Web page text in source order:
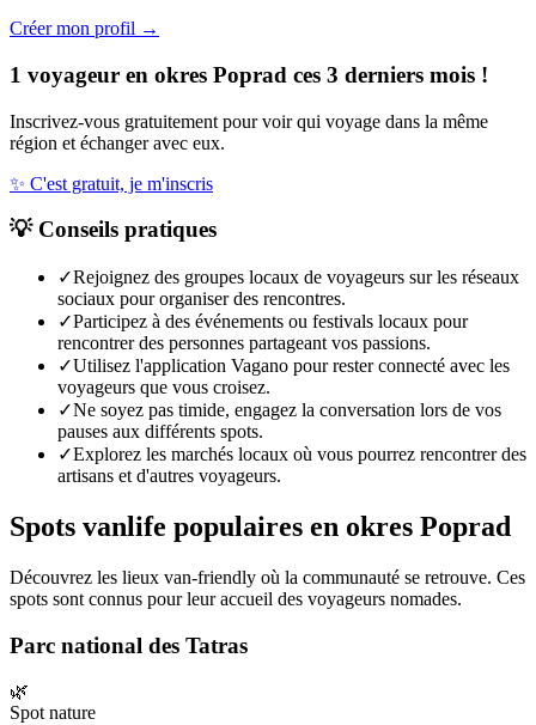
Créer mon profil →
1 voyageur en okres Poprad ces 3 derniers mois !
Inscrivez-vous gratuitement pour voir qui voyage dans la même
région et échanger avec eux.
✨ C'est gratuit, je m'inscris
💡Conseils pratiques
✓Rejoignez des groupes locaux de voyageurs sur les réseaux
sociaux pour organiser des rencontres.
✓Participez à des événements ou festivals locaux pour
rencontrer des personnes partageant vos passions.
✓Utilisez l'application Vagano pour rester connecté avec les
voyageurs que vous croisez.
✓Ne soyez pas timide, engagez la conversation lors de vos
pauses aux différents spots.
✓Explorez les marchés locaux où vous pourrez rencontrer des
artisans et d'autres voyageurs.
Spots vanlife populaires en okres Poprad
Découvrez les lieux van-friendly où la communauté se retrouve. Ces
spots sont connus pour leur accueil des voyageurs nomades.
Parc national des Tatras
🌿
Spot nature